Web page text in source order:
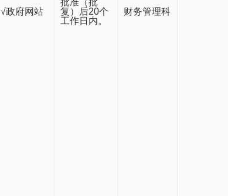
√政府网站
批准（批
复）后20个
工作日内。
财务管理科